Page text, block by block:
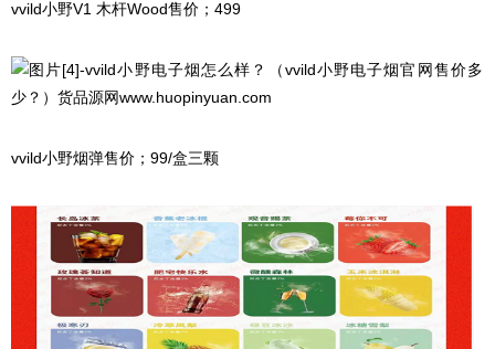
vvild小野V1 木杆Wood售价；499
vvild小野烟弹售价；99/盒三颗